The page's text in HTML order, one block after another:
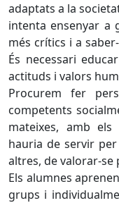
adaptats a la
intenta ensenyar a
més crítics i a
És necessari
actituds i valors
Procurem fer
competents
mateixes, amb
hauria de servir
altres, de valorar-se
Els alumnes
grups i